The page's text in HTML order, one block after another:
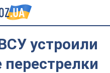
устроили